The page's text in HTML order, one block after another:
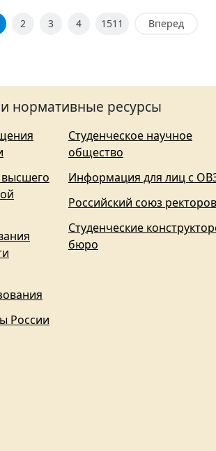
2 3 4 1511 Вперед
нормативные ресурсы
России
Студенческое научное
общество
Информация для лиц с
Российский союз ректоров
Студенческие
бюро